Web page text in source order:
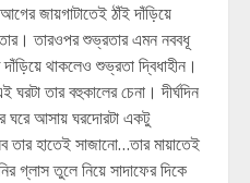
জায়গাটাতেই ঠাঁই দাঁড়িয়ে
তারওপর শুভ্রতার এমন নববধূ
থাকলেও শুভ্রতা দ্বিধাহীন।
তার বহুকালের চেনা। দীর্ঘদিন
ঘরে আসায় ঘরদোরটা একটু
হাতেই সাজানো…তার মায়াতেই
গ্লাস তুলে নিয়ে সাদাফের দিকে